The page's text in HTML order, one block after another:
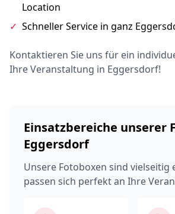
Location
✓ Schneller Service in ganz
Kontaktieren Sie uns für ein
Ihre Veranstaltung in Eggersdorf!
Einsatzbereiche unserer
Eggersdorf
Unsere Fotoboxen sind vielseitig
passen sich perfekt an Ihre